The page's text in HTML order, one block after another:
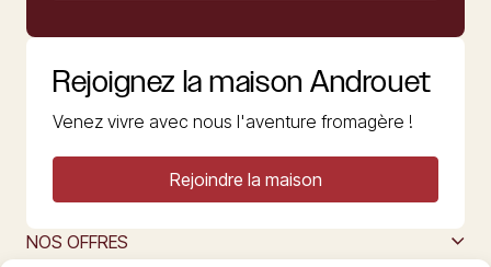
Rejoignez la maison Androuet
Venez vivre avec nous l'aventure fromagère !
Rejoindre la maison
NOS OFFRES